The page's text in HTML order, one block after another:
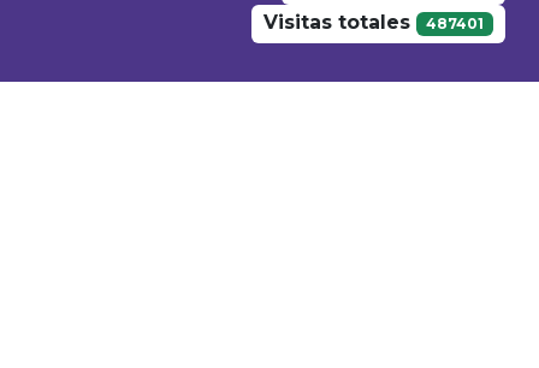
Visitas totales 487401